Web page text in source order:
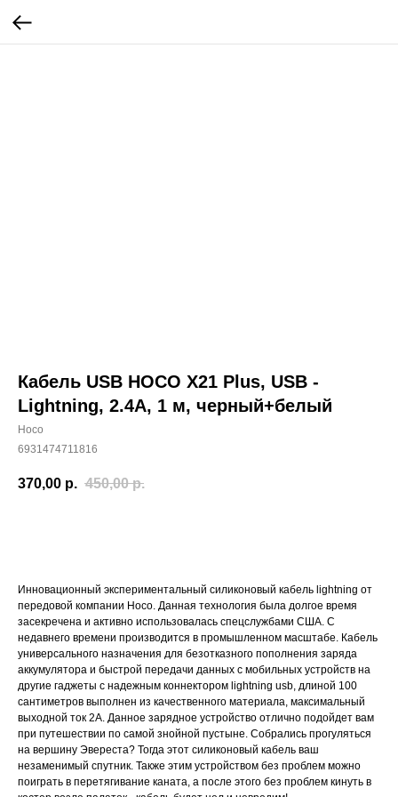
Кабель USB HOCO X21 Plus, USB -
Lightning, 2.4А, 1 м, черный+белый
Hoco
6931474711816
370,00 р. 450,00 р.
Инновационный экспериментальный силиконовый кабель lightning от
передовой компании Hoco. Данная технология была долгое время
засекречена и активно использовалась спецслужбами США. С
недавнего времени производится в промышленном масштабе. Кабель
универсального назначения для безотказного пополнения заряда
аккумулятора и быстрой передачи данных с мобильных устройств на
другие гаджеты с надежным коннектором lightning usb, длиной 100
сантиметров выполнен из качественного материала, максимальный
выходной ток 2А. Данное зарядное устройство отлично подойдет вам
при путешествии по самой знойной пустыне. Собрались прогуляться
на вершину Эвереста? Тогда этот силиконовый кабель ваш
незаменимый спутник. Также этим устройством без проблем можно
поиграть в перетягивание каната, а после этого без проблем кинуть в